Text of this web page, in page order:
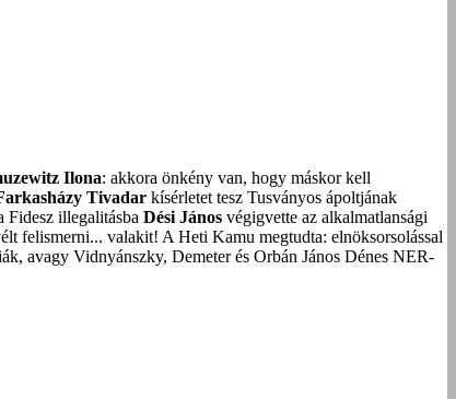
Ilona: akkora önkény van, hogy máskor kell
Tivadar kísérletet tesz Tusványos ápoltjának
Fidesz illegalitásba Dési János végigvette az alkalmatlansági
felismerni... valakit! A Heti Kamu megtudta: elnöksorsolással
avagy Vidnyánszky, Demeter és Orbán János Dénes NER-